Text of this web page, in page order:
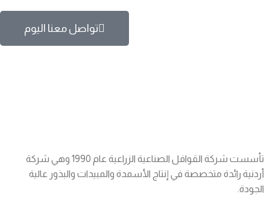
تواصل معنا اليوم
تأسست شركة القوافل الصناعية الزراعية عام 1990 وهي شركة
أردنية رائدة متخصصة في إنتاج الأسمدة والمبيدات والبذور عالية
الجودة.